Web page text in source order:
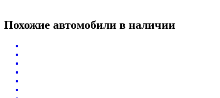
Похожие автомобили в наличии